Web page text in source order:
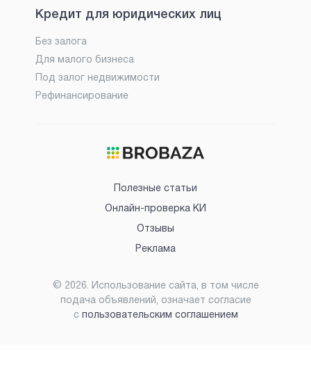
Кредит для юридических лиц
Без залога
Для малого бизнеса
Под залог недвижимости
Рефинансирование
Полезные статьи
Онлайн-проверка КИ
Отзывы
Реклама
© 2026. Использование сайта, в том числе
подача объявлений, означает согласие
с пользовательским соглашением